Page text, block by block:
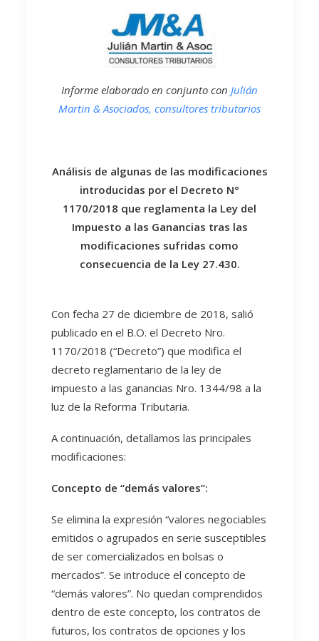
Informe elaborado en conjunto con Julián
Martin & Asociados, consultores tributarios
Análisis de algunas de las modificaciones
introducidas por el Decreto N°
1170/2018 que reglamenta la Ley del
Impuesto a las Ganancias tras las
modificaciones sufridas como
consecuencia de la Ley 27.430.
Con fecha 27 de diciembre de 2018, salió
publicado en el B.O. el Decreto Nro.
1170/2018 (“Decreto”) que modifica el
decreto reglamentario de la ley de
impuesto a las ganancias Nro. 1344/98 a la
luz de la Reforma Tributaria.
A continuación, detallamos las principales
modificaciones:
Concepto de “demás valores”:
Se elimina la expresión “valores negociables
emitidos o agrupados en serie susceptibles
de ser comercializados en bolsas o
mercados”. Se introduce el concepto de
“demás valores”. No quedan comprendidos
dentro de este concepto, los contratos de
futuros, los contratos de opciones y los